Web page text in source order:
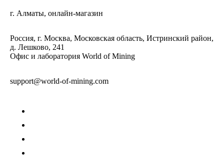
г. Алматы, онлайн-магазин
Россия, г. Москва, Московская область, Истринский район,
д. Лешково, 241
Офис и лаборатория World of Mining
support@world-of-mining.com